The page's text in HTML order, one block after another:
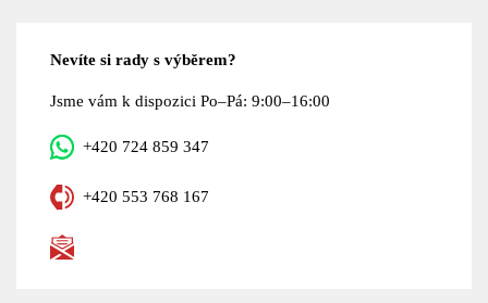
Nevíte si rady s výběrem?
Jsme vám k dispozici Po–Pá: 9:00–16:00
+420 724 859 347
+420 553 768 167